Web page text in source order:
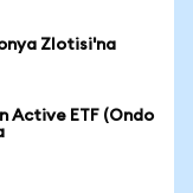
Zlotisi'na
Active ETF (Ondo